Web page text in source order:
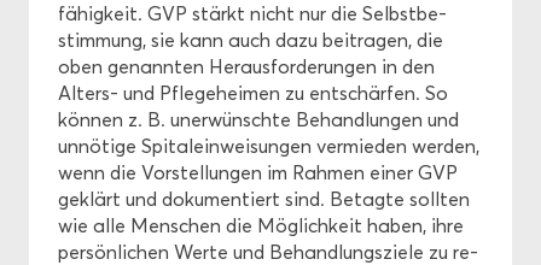
fä­hig­keit. GVP stärkt nicht nur die Selbst­be­
stim­mung, sie kann auch dazu bei­tra­gen, die
oben ge­nann­ten Her­aus­for­de­run­gen in den
Alters-​ und Pfle­ge­hei­men zu ent­schär­fen. So
kön­nen z. B. un­er­wünsch­te Be­hand­lun­gen und
un­nö­ti­ge Spi­tal­ein­wei­sun­gen ver­mie­den wer­den,
wenn die Vor­stel­lun­gen im Rah­men einer GVP
ge­klärt und do­ku­men­tiert sind. Be­tag­te soll­ten
wie alle Men­schen die Mög­lich­keit haben, ihre
per­sön­li­chen Werte und Be­hand­lungs­zie­le zu re­